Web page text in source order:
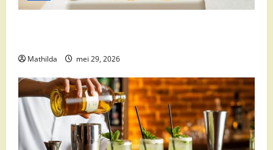
Mathilda mei 29, 2026